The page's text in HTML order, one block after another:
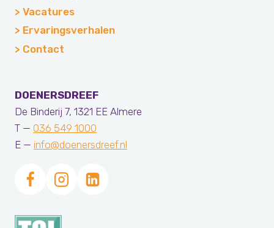
Vacatures
Ervaringsverhalen
Contact
DOENERSDREEF
De Binderij 7, 1321 EE Almere
T — 036 549 1000
E — info@doenersdreef.nl